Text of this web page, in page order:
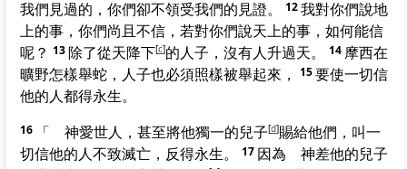
我們見過的，你們卻不領受我們的見證。
12我對你們說地
上的事，你們尚且不信，若對你們說天上的事，如何能信
呢？ 13除了從天降下[c]的人子，沒有人升過天。 14 摩西在
曠野怎樣舉蛇，人子也必須照樣被舉起來，
15要使一切信
他的人都得永生。
16 「 神愛世人，甚至將他獨一的兒子[d]賜給他們，叫一
切信他的人不致滅亡，反得永生。
17 因為 神差他的兒子